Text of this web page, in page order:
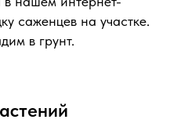
саженцев на участке.
в грунт.